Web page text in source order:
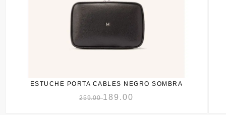
ESTUCHE PORTA CABLES NEGRO SOMBRA
259.00189.00